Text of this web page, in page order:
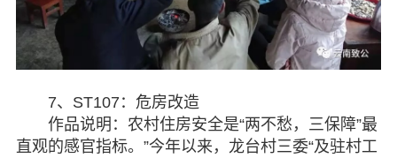
7、ST107：危房改造
作品说明：农村住房安全是“两不愁，三保障”最
直观的感官指标。”今年以来，龙台村三委“及驻村工